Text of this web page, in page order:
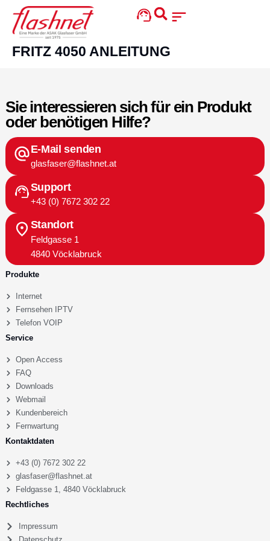
FRITZ 4050 ANLEITUNG
Sie interessieren sich für ein Produkt
oder benötigen Hilfe?
E-Mail senden
glasfaser@flashnet.at
Support
+43 (0) 7672 302 22
Standort
Feldgasse 1
4840 Vöcklabruck
Produkte
Internet
Fernsehen IPTV
Telefon VOIP
Service
Open Access
FAQ
Downloads
Webmail
Kundenbereich
Fernwartung
Kontaktdaten
+43 (0) 7672 302 22
glasfaser@flashnet.at
Feldgasse 1, 4840 Vöcklabruck
Rechtliches
Impressum